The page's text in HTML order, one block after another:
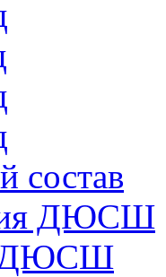
состав
ДЮСШ
ДЮСШ